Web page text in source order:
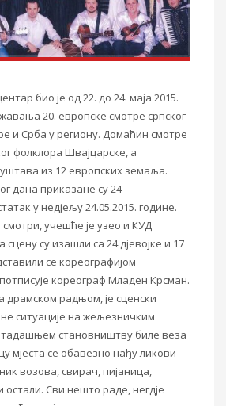
био је од 22. до 24. маја 2015.
20. европске смотре српског
и Срба у региону. Домаћин смотре
фолклора Швајцарске, а
из 12 европских земаља.
дана приказане су 24
у недјељу 24.05.2015. године.
смотри, учешће је узео и КУД
сцену су изашли са 24 дјевојке и 17
се кореографијом
кореограф Младен Крсман.
драмском радњом, је сценски
ситуације на жељезничким
тадашњем становништву биле веза
мјеста се обавезно нађу ликови
возова, свирач, пијаница,
остали. Сви нешто раде, негдје